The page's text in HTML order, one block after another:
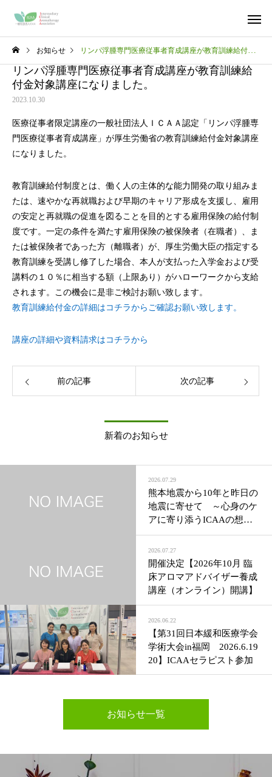
お知らせ リンパ浮腫専門医療従事者育成講座が教育訓練給付金対象講座になりました。
リンパ浮腫専門医療従事者育成講座が教育訓練給
付金対象講座になりました。
2023.10.30
医療従事者限定講座の一般社団法人ＩＣＡＡ認定「リンパ浮腫専
門医療従事者育成講座」が厚生労働省の教育訓練給付金対象講座
になりました。
教育訓練給付制度とは、働く⼈の主体的な能⼒開発の取り組みま
たは、速やかな再就職および早期のキャリア形成を⽀援し、雇⽤
の安定と再就職の促進を図ることを⽬的とする雇⽤保険の給付制
度です。⼀定の条件を満たす雇⽤保険の被保険者（在職者）、ま
たは被保険者であった⽅（離職者）が、厚⽣労働⼤⾂の指定する
教育訓練を受講し修了した場合、本⼈が⽀払った⼊学⾦および受
講料の１０％に相当する額（上限あり）がハローワークから⽀給
されます。この機会に是非ご検討お願い致します。
教育訓練給付金の詳細はコチラからご確認お願い致します。
講座の詳細や資料請求はコチラから
前の記事 次の記事
新着のお知らせ
2026.07.29
熊本地震から10年と昨日の
地震に寄せて ～心身のケ
アに寄り添うICAAの想い
～
2026.07.27
開催決定【2026年10月 臨
床アロマアドバイザー養成
講座（オンライン）開講】
2026.06.22
【第31回日本緩和医療学会
学術大会in福岡 2026.6.19
20】ICAAセラピスト参加
お知らせ一覧